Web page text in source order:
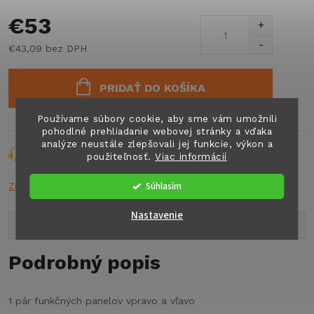
Používame súbory cookie, aby sme vám umožnili
pohodlné prehliadanie webovej stránky a vďaka
analýze neustále zlepšovali jej funkcie, výkon a
použiteľnosť.Viac informácií
Súhlasím
Nastavenie
€53
€43,09 bez DPH
PRIDAŤ DO KOŠÍKA
Strážiť Zdieľať
Značka:
Podrobný popis
1 pár funkčných panelov vpravo a vľavo